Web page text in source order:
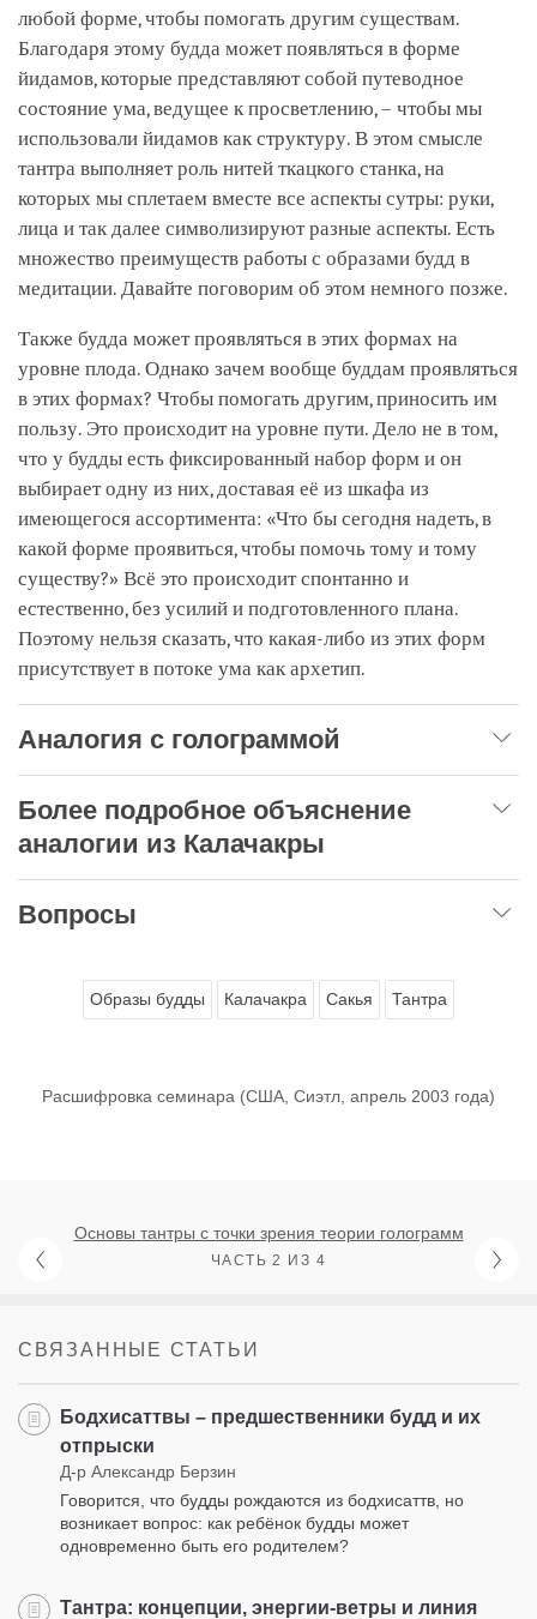
любой форме, чтобы помогать другим существам.
Благодаря этому будда может появляться в форме
йидамов, которые представляют собой путеводное
состояние ума, ведущее к просветлению, – чтобы мы
использовали йидамов как структуру. В этом смысле
тантра выполняет роль нитей ткацкого станка, на
которых мы сплетаем вместе все аспекты сутры: руки,
лица и так далее символизируют разные аспекты. Есть
множество преимуществ работы с образами будд в
медитации. Давайте поговорим об этом немного позже.
Также будда может проявляться в этих формах на
уровне плода. Однако зачем вообще буддам проявляться
в этих формах? Чтобы помогать другим, приносить им
пользу. Это происходит на уровне пути. Дело не в том,
что у будды есть фиксированный набор форм и он
выбирает одну из них, доставая её из шкафа из
имеющегося ассортимента: «Что бы сегодня надеть, в
какой форме проявиться, чтобы помочь тому и тому
существу?» Всё это происходит спонтанно и
естественно, без усилий и подготовленного плана.
Поэтому нельзя сказать, что какая-либо из этих форм
присутствует в потоке ума как архетип.
Аналогия с голограммой
Более подробное объяснение
аналогии из Калачакры
Вопросы
Образы будды Калачакра Сакья Тантра
Расшифровка семинара (США, Сиэтл, апрель 2003 года)
Основы тантры с точки зрения теории голограмм
ЧАСТЬ 2 ИЗ 4
СВЯЗАННЫЕ СТАТЬИ
Бодхисаттвы – предшественники будд и их
отпрыски
Д-р Александр Берзин
Говорится, что будды рождаются из бодхисаттв, но
возникает вопрос: как ребёнок будды может
одновременно быть его родителем?
Тантра: концепции, энергии-ветры и линия